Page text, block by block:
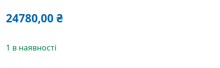
24780,00₴
1 в наявності